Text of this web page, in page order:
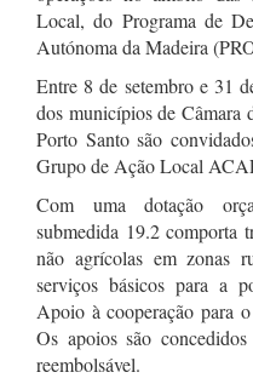
Local, do Programa de
Autónoma da Madeira
Entre 8 de setembro e 31
dos municípios de Câmara
Porto Santo são
Grupo de Ação Local
Com uma dotação
submedida 19.2 comporta
não agrícolas em zonas
serviços básicos para a
Apoio à cooperação para
Os apoios são
reembolsável.